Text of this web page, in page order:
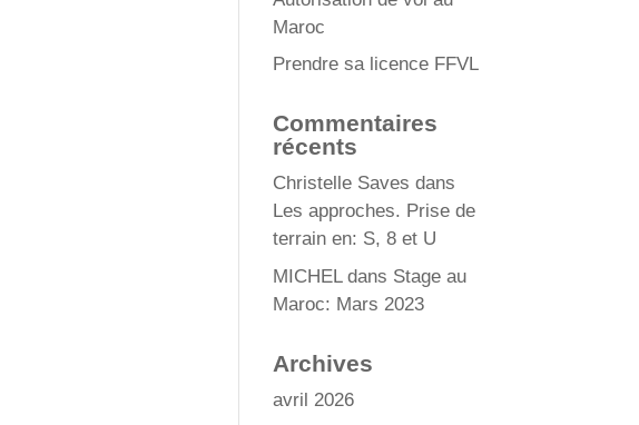
Maroc
Prendre sa licence FFVL
Commentaires
récents
Christelle Saves dans
Les approches. Prise de
terrain en: S, 8 et U
MICHELdans Stage au
Maroc: Mars 2023
Archives
avril 2026